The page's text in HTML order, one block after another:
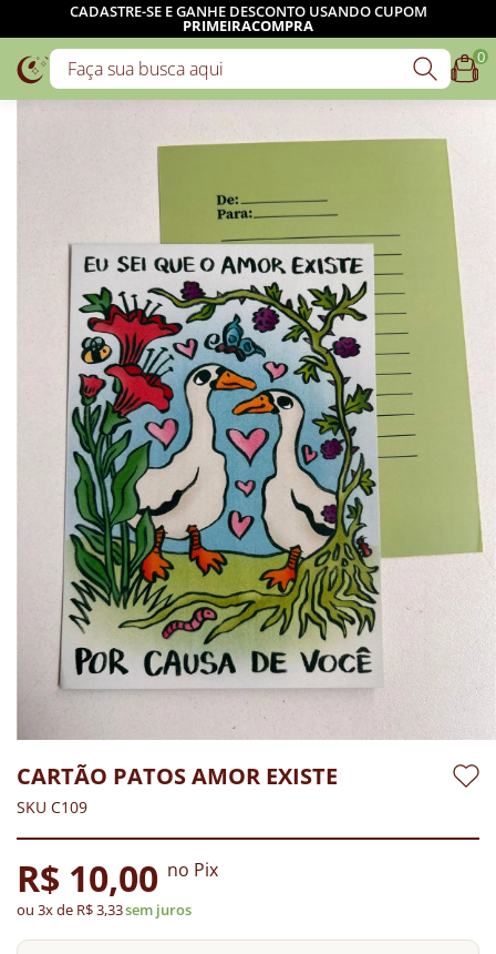
CADASTRE-SE E GANHE DESCONTO USANDO CUPOM
PRIMEIRACOMPRA
0
CARTÃO PATOS AMOR EXISTE
SKU C109
R$ 10,00 no Pix
ou 3x de R$ 3,33sem juros